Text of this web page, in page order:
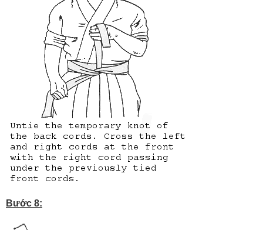
Bước 8: